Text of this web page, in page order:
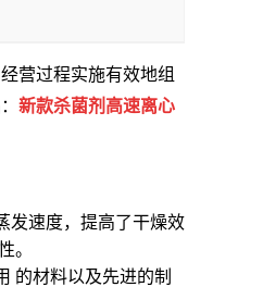
营过程实施有效地组
新款杀菌剂高速离心
发速度，提高了干燥效
。
的材料以及先进的制